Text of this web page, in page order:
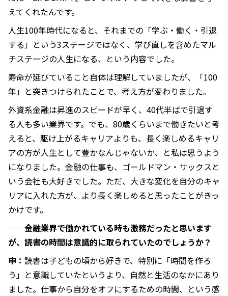
えてくれたんです。
人生100年時代になると、それまでの「学ぶ・働く・引退
する」という3ステージではなく、学び直しを含めたマル
チステージの人生になる、という内容でした。
寿命が延びていること自体は理解していましたが、「100
年」と突きつけられたことで、考え方が変わりました。
外資系金融は昇進のスピードが早く、40代半ばで引退す
る人も多い業界です。でも、80歳くらいまで働きたいと考
えると、駆け上がるキャリアよりも、長く楽しめるキャリ
アの方が人生として豊かなんじゃないか、と私は思うよう
になりました。金融の仕事も、ゴールドマン・サックスと
いう会社も大好きでした。ただ、大きな変化を自分のキャ
リアに入れた方が、より長く楽しめると思ったことがきっ
かけです。
──金融業界で働かれている時も激務だったと思います
が、読書の時間は意識的に取られていたのでしょうか？
申： 読書は子どもの頃から好きで、特別に「時間を作ろ
う」と意識していたというより、自然と生活のなかにあり
ました。仕事から自分をオフにするための時間、という感